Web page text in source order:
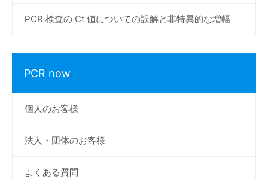
PCR 検査の Ct 値についての誤解と非特異的な増幅
PCR now
個人のお客様
法人・団体のお客様
よくある質問